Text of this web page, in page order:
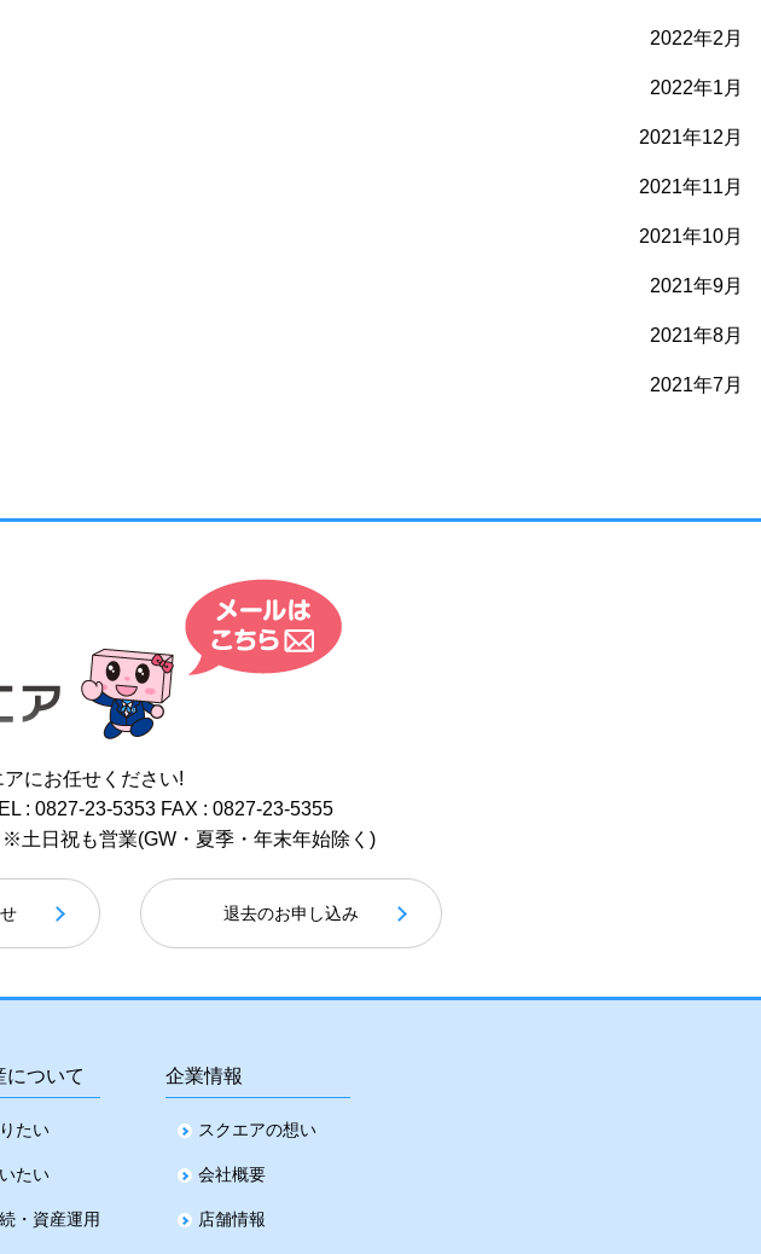
2022年2月
2022年1月
2021年12月
2021年11月
2021年10月
2021年9月
2021年8月
2021年7月
アにお任せください!
: 0827-23-5353 FAX : 0827-23-5355
※土日祝も営業(GW・夏季・年末年始除く)
退去のお申し込み
について
たい
たい
・資産運用
企業情報
スクエアの想い
会社概要
店舗情報